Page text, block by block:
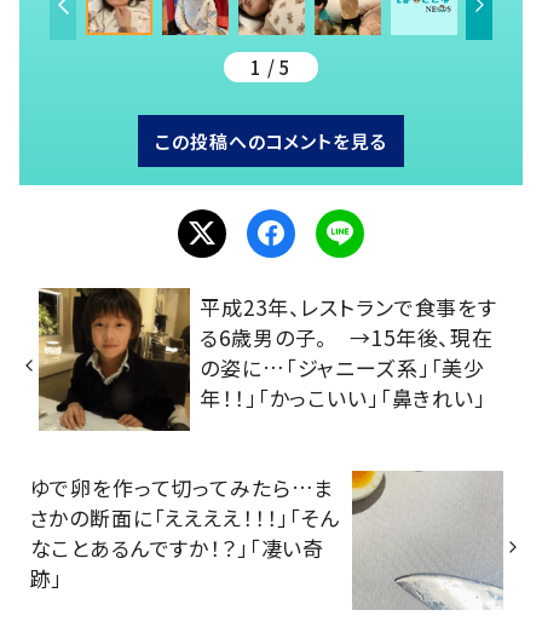
1 / 5
この投稿へのコメントを見る
平成23年、レストランで食事をす
る6歳男の子。 →15年後、現在
の姿に…「ジャニーズ系」「美少
年！！」「かっこいい」「鼻きれい」
ゆで卵を作って切ってみたら…ま
さかの断面に「ええええ！！！」「そん
なことあるんですか！？」「凄い奇
跡」